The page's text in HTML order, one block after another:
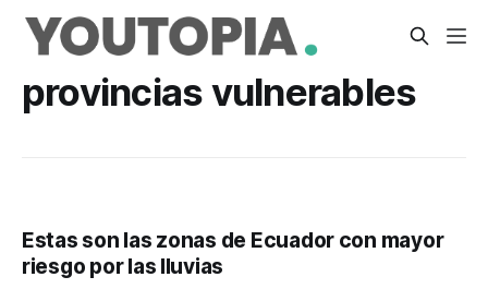
provincias vulnerables
Estas son las zonas de Ecuador con mayor
riesgo por las lluvias